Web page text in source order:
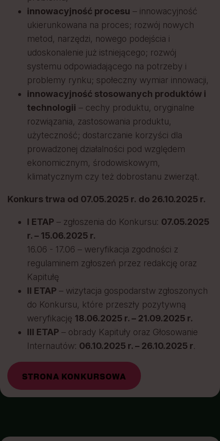
innowacyjność procesu – innowacyjność
ukierunkowana na proces; rozwój nowych
metod, narzędzi, nowego podejścia i
udoskonalenie już istniejącego; rozwój
systemu odpowiadającego na potrzeby i
problemy rynku; społeczny wymiar innowacji,
innowacyjność stosowanych produktów i
technologii – cechy produktu, oryginalne
rozwiązania, zastosowania produktu,
użyteczność; dostarczanie korzyści dla
prowadzonej działalności pod względem
ekonomicznym, środowiskowym,
klimatycznym czy też dobrostanu zwierząt.
Konkurs trwa od 07.05.2025 r. do 26.10.2025 r.
I ETAP – zgłoszenia do Konkursu: 07.05.2025
r. – 15.06.2025 r.
16.06 - 17.06 – weryfikacja zgodności z
regulaminem zgłoszeń przez redakcję oraz
Kapitułę
II ETAP – wizytacja gospodarstw zgłoszonych
do Konkursu, które przeszły pozytywną
weryfikację 18.06.2025 r. – 21.09.2025 r.
III ETAP – obrady Kapituły oraz Głosowanie
Internautów: 06.10.2025 r. – 26.10.2025 r.
STRONA KONKURSOWA